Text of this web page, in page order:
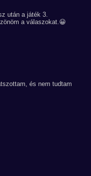
után a játék 3.
a válaszokat.😀
és nem tudtam